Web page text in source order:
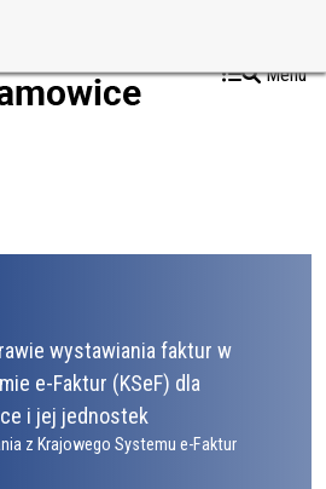
Menu
wystawiania faktur w
e-Faktur (KSeF) dla
i jej jednostek
z Krajowego Systemu e-Faktur